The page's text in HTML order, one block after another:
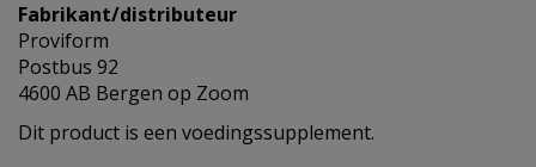
Fabrikant/distributeur
Proviform
Postbus 92
4600 AB Bergen op Zoom
Dit product is een voedingssupplement.